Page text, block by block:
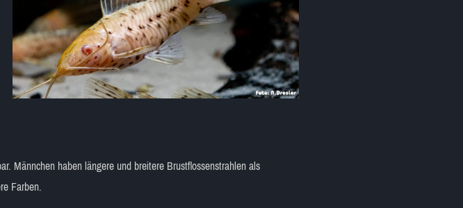
Männchen haben längere und breitere Brustflossenstrahlen als
Farben.